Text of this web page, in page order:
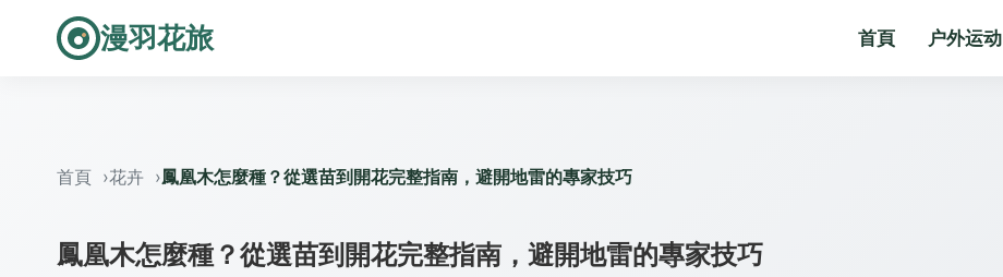
漫羽花旅 首頁 户外运动
首頁 花卉 鳳凰木怎麼種？從選苗到開花完整指南，避開地雷的專家技巧
鳳凰木怎麼種？從選苗到開花完整指南，避開地雷的專家技巧